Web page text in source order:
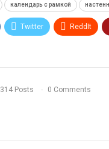
календарь с рамкой
Twitter ReddIt
314 Posts 0 Comments